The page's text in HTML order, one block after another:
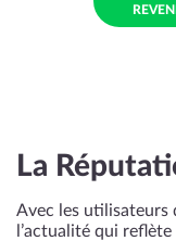
La
Avec les utilisateurs
l’actualité qui